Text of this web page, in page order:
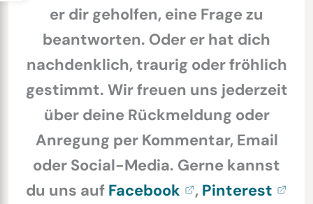
er dir geholfen, eine Frage zu
beantworten. Oder er hat dich
nachdenklich, traurig oder fröhlich
gestimmt. Wir freuen uns jederzeit
über deine Rückmeldung oder
Anregung per Kommentar, Email
oder Social-Media. Gerne kannst
du uns auf Facebook , Pinterest